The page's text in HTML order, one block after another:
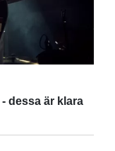
dessa är klara